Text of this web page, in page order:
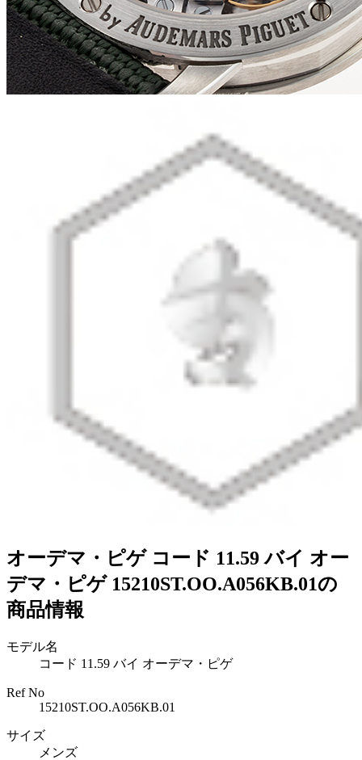
オーデマ・ピゲ コード 11.59 バイ オー
デマ・ピゲ 15210ST.OO.A056KB.01の
商品情報
モデル名
コード 11.59 バイ オーデマ・ピゲ
Ref No
15210ST.OO.A056KB.01
サイズ
メンズ